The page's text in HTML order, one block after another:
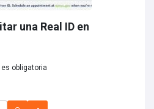
una Real ID en
es obligatoria